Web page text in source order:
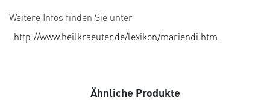
Weitere Infos finden Sie unter
http://www.heilkraeuter.de/lexikon/mariendi.htm
Ähnliche Produkte